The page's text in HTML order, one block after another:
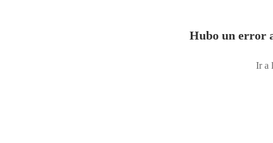
Hubo un error
Ir a